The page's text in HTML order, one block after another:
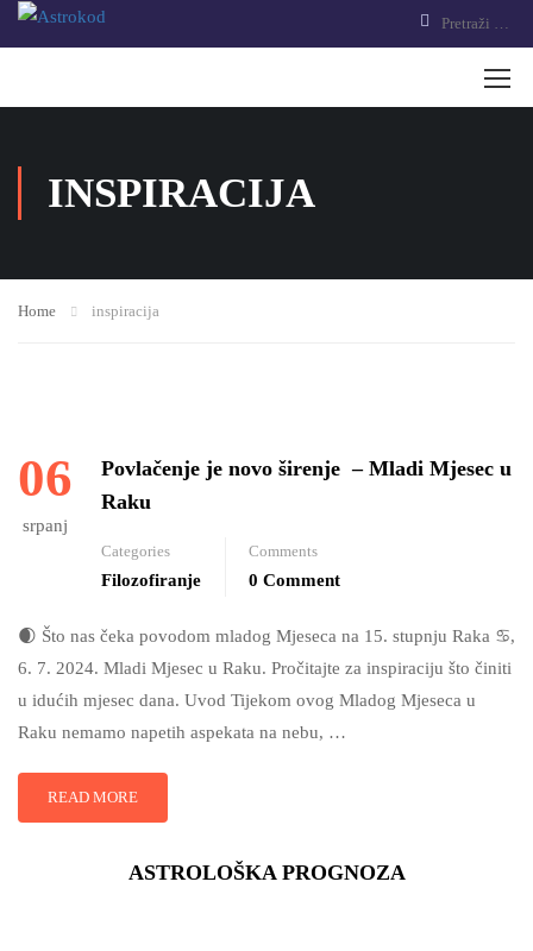
INSPIRACIJA
Home inspiracija
06
srpanj
Povlačenje je novo širenje – Mladi Mjesec u
Raku
Categories
Filozofiranje
Comments
0 Comment
🌒 Što nas čeka povodom mladog Mjeseca na 15. stupnju Raka ♋️,
6. 7. 2024. Mladi Mjesec u Raku. Pročitajte za inspiraciju što činiti
u idućih mjesec dana. Uvod Tijekom ovog Mladog Mjeseca u
Raku nemamo napetih aspekata na nebu, …
READ MORE
ASTROLOŠKA PROGNOZA